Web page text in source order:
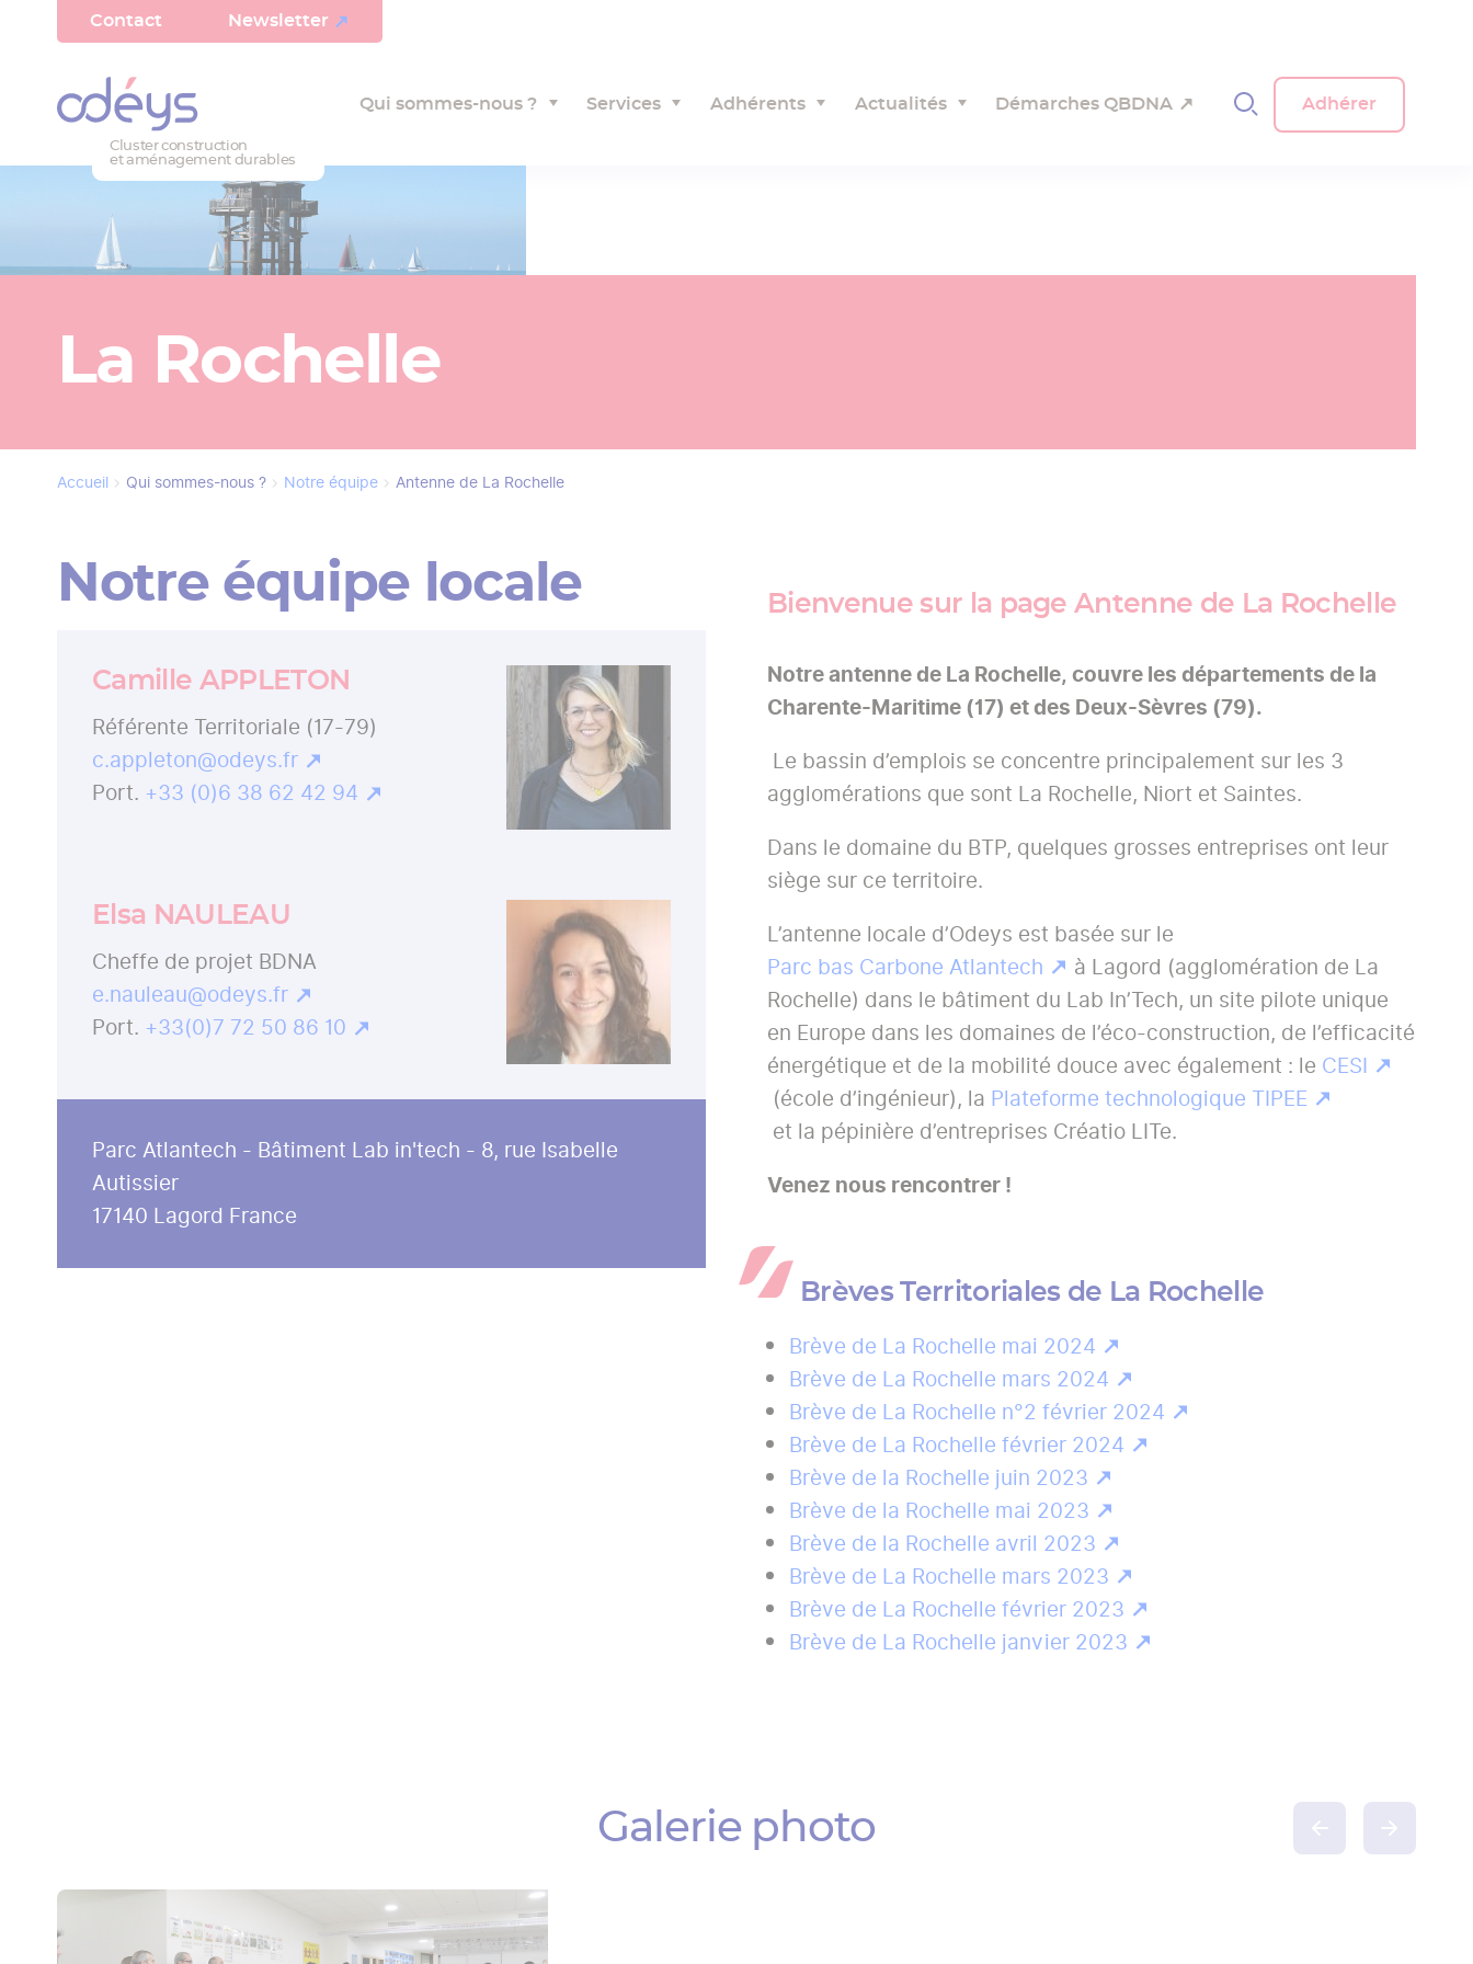
Panneau de gestion des cookies
principal
Haut
de
page
Contact Newsletter
Cluster construction
et aménagement durables
Qui sommes-nous ? Services Adhérents Actualités Démarches QBDNA Adhérer
La Rochelle
Fil
d'Ariane
Accueil Qui sommes-nous ? Notre équipe Antenne de La Rochelle
Notre équipe locale
Camille APPLETON
Référente Territoriale (17-79)
c.appleton@odeys.fr
+33 (0)6 38 62 42 94
Elsa NAULEAU
Cheffe de projet BDNA
e.nauleau@odeys.fr
+33(0)7 72 50 86 10
Parc Atlantech - Bâtiment Lab in'tech - 8, rue Isabelle
Autissier
17140 Lagord France
Bienvenue sur la page Antenne de La Rochelle
Notre antenne de La Rochelle, couvre les départements de la
Charente-Maritime (17) et des Deux-Sèvres (79).
Le bassin d’emplois se concentre principalement sur les 3
agglomérations que sont La Rochelle, Niort et Saintes.
Dans le domaine du BTP, quelques grosses entreprises ont leur
siège sur ce territoire.
L’antenne locale d’Odeys est basée sur le
Parc bas Carbone Atlantech
à Lagord (agglomération de La
Rochelle) dans le bâtiment du Lab In’Tech, un site pilote unique
en Europe dans les domaines de l’éco-construction, de l’efficacité
énergétique et de la mobilité douce avec également : le CESI
(école d’ingénieur), la Plateforme technologique TIPEE
et la pépinière d’entreprises Créatio LITe.
Venez nous rencontrer !
Brèves Territoriales de La Rochelle
Brève de La Rochelle mai 2024
Brève de La Rochelle mars 2024
Brève de La Rochelle n°2 février 2024
Brève de La Rochelle février 2024
Brève de la Rochelle juin 2023
Brève de la Rochelle mai 2023
Brève de la Rochelle avril 2023
Brève de La Rochelle mars 2023
Brève de La Rochelle février 2023
Brève de La Rochelle janvier 2023
Galerie photo